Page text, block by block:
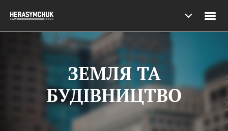
ЗЕМЛЯ ТА
БУДІВНИЦТВО